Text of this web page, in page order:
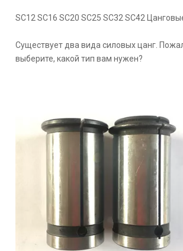
SC12 SC16 SC20 SC25 SC32 SC42
Существует два вида силовых цанг.
выберите, какой тип вам нужен?